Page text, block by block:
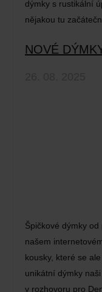
dýmky s rustikální
nějakou tu
NOVÉ
Špičkové dýmky
našem
kousky, které se
unikátní dýmky
v rozhovoru pro